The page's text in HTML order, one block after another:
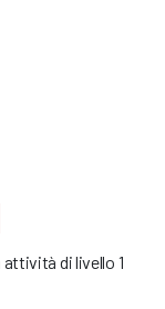
di livello 1